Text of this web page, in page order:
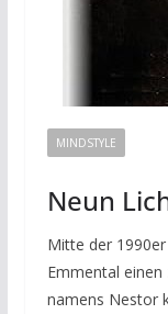
MINDSTYLE
Neun
Mitte der
Emmental
namens Nestor